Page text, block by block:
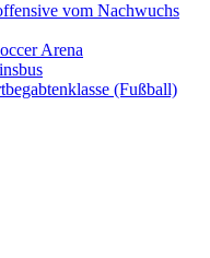
vom Nachwuchs
Arena
(Fußball)